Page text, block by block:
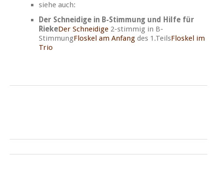
siehe auch:
Der Schneidige in B-Stimmung und Hilfe für
RiekeDer Schneidige 2-stimmig in B-
StimmungFloskel am Anfang des 1.TeilsFloskel im
Trio